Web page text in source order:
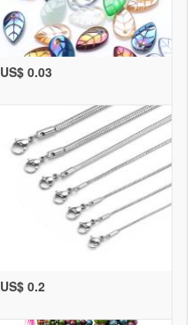
US$ 0.03
US$ 0.2